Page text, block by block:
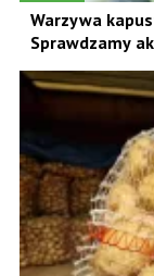
Warzywa
Sprawdzamy